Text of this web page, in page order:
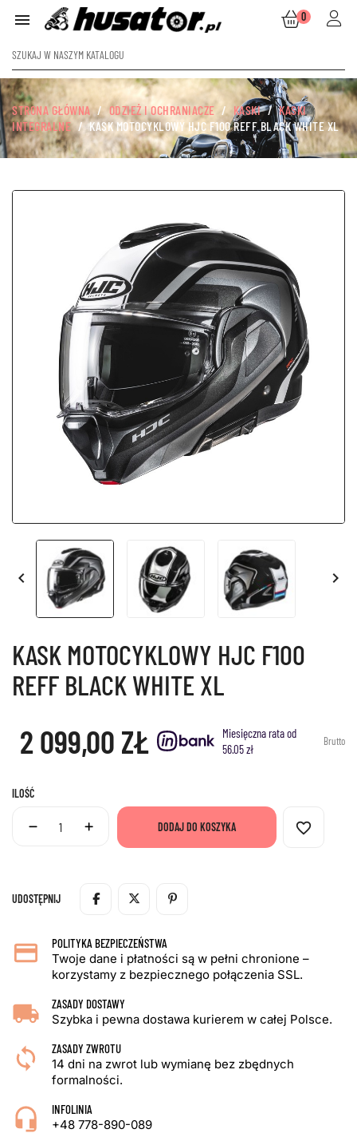
 0
STRONA GŁÓWNA ODZIEŻ I OCHRANIACZE KASKI
KASKI
INTEGRALNE
KASK MOTOCYKLOWY HJC F100 REFF BLACK WHITE XL
 
KASK MOTOCYKLOWY HJC F100
REFF BLACK WHITE XL
2 099,00 ZŁ
Miesięczna rata od
56.05 zł
Brutto
ILOŚĆ
DODAJ DO KOSZYKA favorite_border
UDOSTĘPNIJ
POLITYKA BEZPIECZEŃSTWA
Twoje dane i płatności są w pełni chronione –
korzystamy z bezpiecznego połączenia SSL.
ZASADY DOSTAWY
Szybka i pewna dostawa kurierem w całej Polsce.
ZASADY ZWROTU
14 dni na zwrot lub wymianę bez zbędnych
formalności.
INFOLINIA
+48 778-890-089